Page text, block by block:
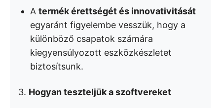
A termék érettségét és innovativitását
egyaránt figyelembe vesszük, hogy a
különböző csapatok számára
kiegyensúlyozott eszközkészletet
biztosítsunk.
3. Hogyan teszteljük a szoftvereket